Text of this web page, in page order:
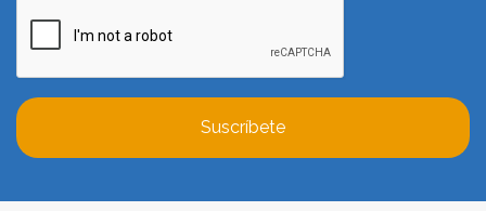
Suscríbete